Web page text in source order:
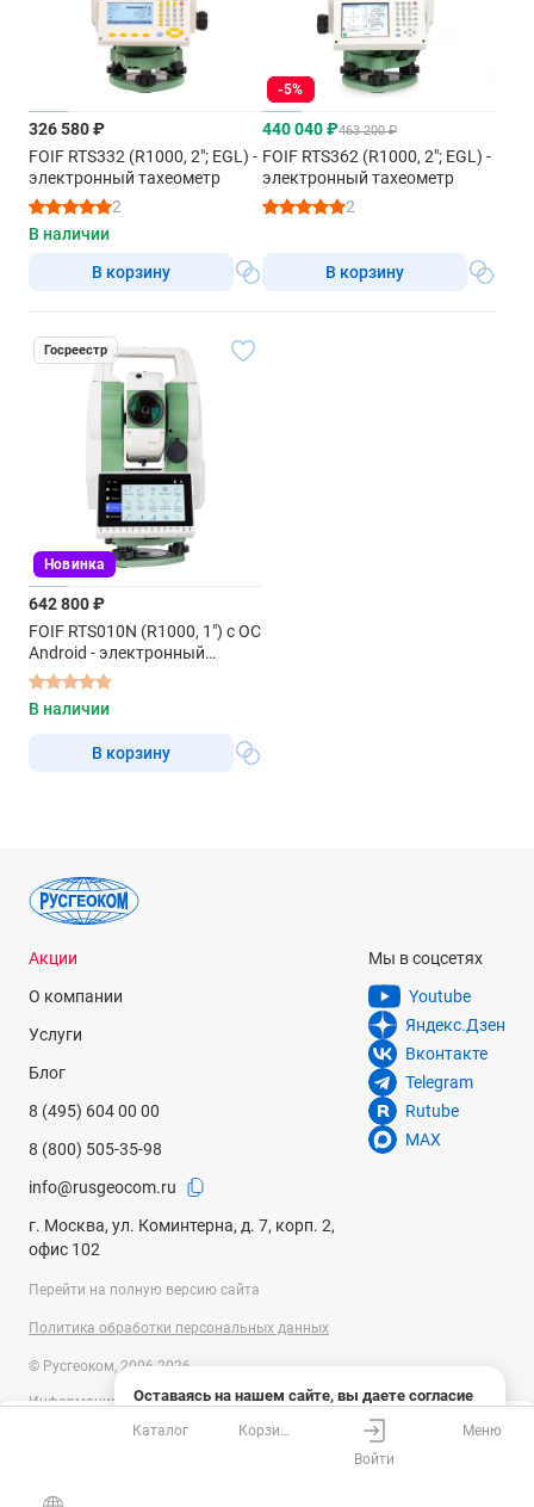
326 580 ₽
FOIF RTS332 (R1000, 2"; EGL) -
электронный тахеометр
2
В наличии
В корзину
-5%
440 040 ₽463 200 ₽
FOIF RTS362 (R1000, 2"; EGL) -
электронный тахеометр
2
В корзину
Госреестр
Новинка
642 800 ₽
FOIF RTS010N (R1000, 1") с ОС
Android - электронный
тахеометр
В наличии
В корзину
Оставаясь на нашем сайте, вы даете согласие
на использование файлов cookies и сбор данных
системами веб-аналитики
Акции
О компании
Услуги
Блог
8 (495) 604 00 00
8 (800) 505-35-98
info@rusgeocom.ru
г. Москва, ул. Коминтерна, д. 7, корп. 2,
офис 102
Мы в соцсетях
Youtube
Яндекс.Дзен
Вконтакте
Telegram
Rutube
MAX
Перейти на полную версию сайта
Политика обработки персональных данных
© Русгеоком, 2006-2026
Информация на сайте носит справочный характер и не является
публичной офертой, определяемой положениями Статьи 437
Гражданского кодекса Российской Федерации. Технические
изменены производителем без предварительного уведомления.
Каталог
Корзина
Войти
Меню